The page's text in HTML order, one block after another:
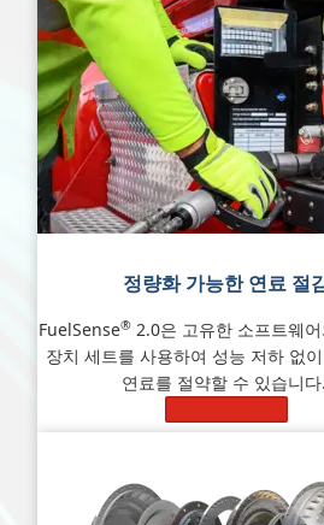
정량화 가능한 연료 절
FuelSense®2.0은 고유한 소프트웨어
장치 세트를 사용하여 성능 저하 없
연료를 절약할 수 있습니다.